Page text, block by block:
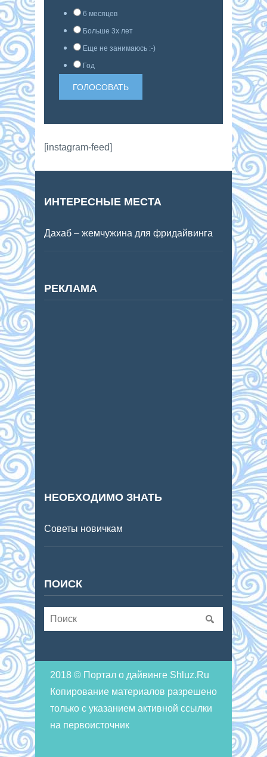
6 месяцев
Больше 3х лет
Еще не занимаюсь :-)
Год
[instagram-feed]
ИНТЕРЕСНЫЕ МЕСТА
Дахаб – жемчужина для фридайвинга
РЕКЛАМА
НЕОБХОДИМО ЗНАТЬ
Советы новичкам
ПОИСК
2018 © Портал о дайвинге Shluz.Ru
Копирование материалов разрешено
только с указанием активной ссылки
на первоисточник